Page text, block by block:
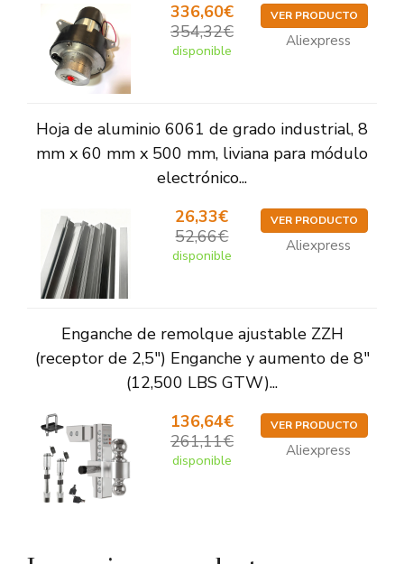
336,60€
354,32€
disponible
VER PRODUCTO
Aliexpress
Hoja de aluminio 6061 de grado industrial, 8
mm x 60 mm x 500 mm, liviana para módulo
electrónico...
26,33€
52,66€
disponible
VER PRODUCTO
Aliexpress
Enganche de remolque ajustable ZZH
(receptor de 2,5") Enganche y aumento de 8"
(12,500 LBS GTW)...
136,64€
261,11€
disponible
VER PRODUCTO
Aliexpress